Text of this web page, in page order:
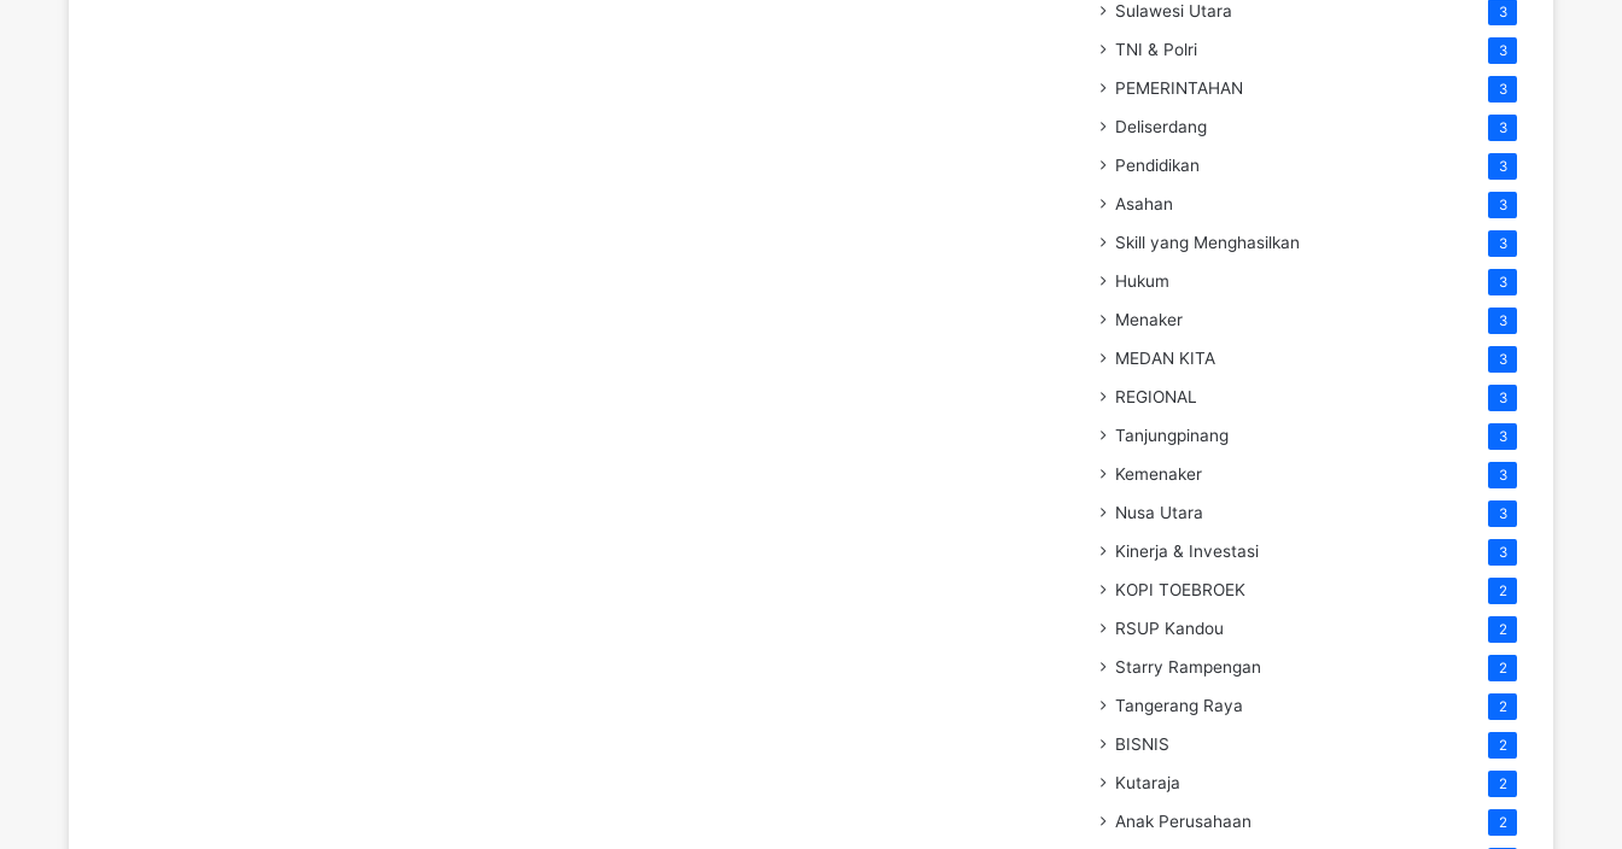
Sulawesi Utara 3
TNI & Polri 3
PEMERINTAHAN 3
Deliserdang 3
Pendidikan 3
Asahan 3
Skill yang Menghasilkan 3
Hukum 3
Menaker 3
MEDAN KITA 3
REGIONAL 3
Tanjungpinang 3
Kemenaker 3
Nusa Utara 3
Kinerja & Investasi 3
KOPI TOEBROEK 2
RSUP Kandou 2
Starry Rampengan 2
Tangerang Raya 2
BISNIS 2
Kutaraja 2
Anak Perusahaan 2